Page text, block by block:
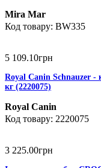
Mira Mar
BW335
5 109.10грн
Royal Canin Schnauzer
кг (2220075)
Royal Canin
2220075
3 225.00грн